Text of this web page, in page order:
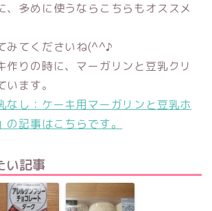
、多めに使うならこちらもオススメ
みてくださいね(^^♪
作りの時に、マーガリンと豆乳クリ
ます。
し：ケーキ用マーガリンと豆乳ホ
記事はこちらです。
い記事